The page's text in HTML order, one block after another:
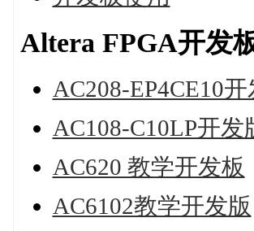
Altera FPGA开发
AC208-EP4CE10开
AC108-C10LP开发
AC620 教学开发板
AC6102教学开发版